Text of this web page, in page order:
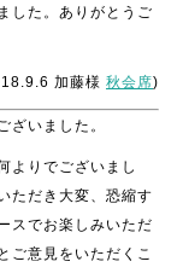
した。ありがとうご
加藤様 秋会席)
ざいました。
よりでございまし
ただき大変、恐縮す
スでお楽しみいただ
ご意見をいただくこ